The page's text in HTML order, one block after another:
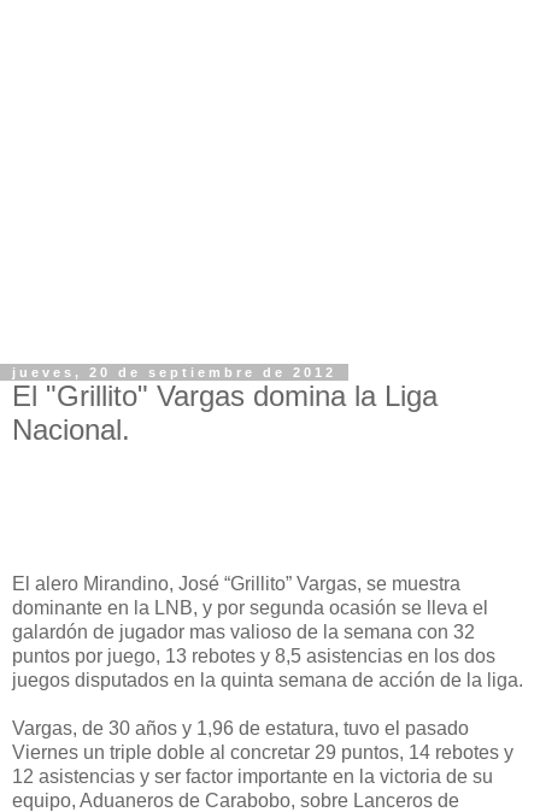
jueves, 20 de septiembre de 2012
El "Grillito" Vargas domina la Liga
Nacional.
El alero Mirandino, José “Grillito” Vargas, se muestra
dominante en la LNB, y por segunda ocasión se lleva el
galardón de jugador mas valioso de la semana con 32
puntos por juego, 13 rebotes y 8,5 asistencias en los dos
juegos disputados en la quinta semana de acción de la liga.
Vargas, de 30 años y 1,96 de estatura, tuvo el pasado
Viernes un triple doble al concretar 29 puntos, 14 rebotes y
12 asistencias y ser factor importante en la victoria de su
equipo, Aduaneros de Carabobo, sobre Lanceros de